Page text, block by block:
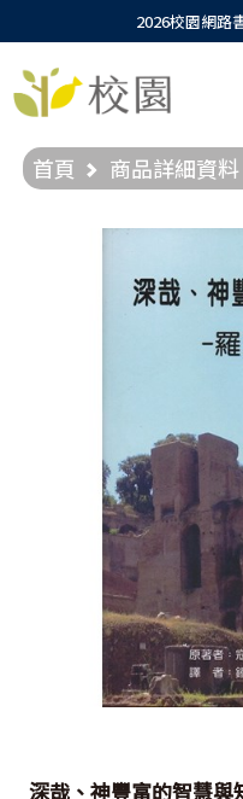
2026校園網路
首頁 商品詳細資料
深哉、神豐富的智慧與